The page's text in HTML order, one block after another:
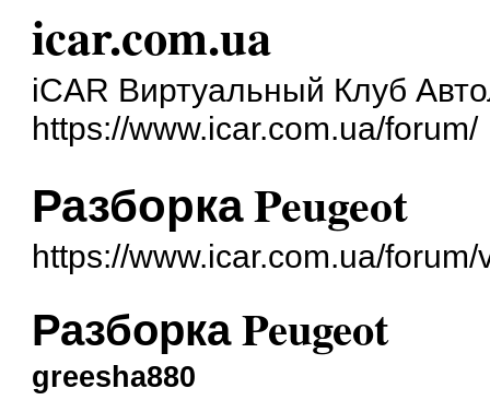
icar.com.ua
iCAR Виртуальный Клуб
https://www.icar.com.ua/forum/
Разборка Peugeot
https://www.icar.com.ua/
Разборка Peugeot
greesha880